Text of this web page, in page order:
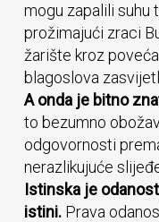
mogu zapalili suhu
prožimajući zraci
žarište kroz
blagoslova
A onda je bitno
to bezumno
odgovornosti
nerazlikujuće
Istinska je
istini.Prava